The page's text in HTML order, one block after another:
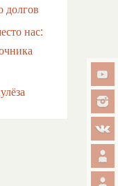
долгов
нас: